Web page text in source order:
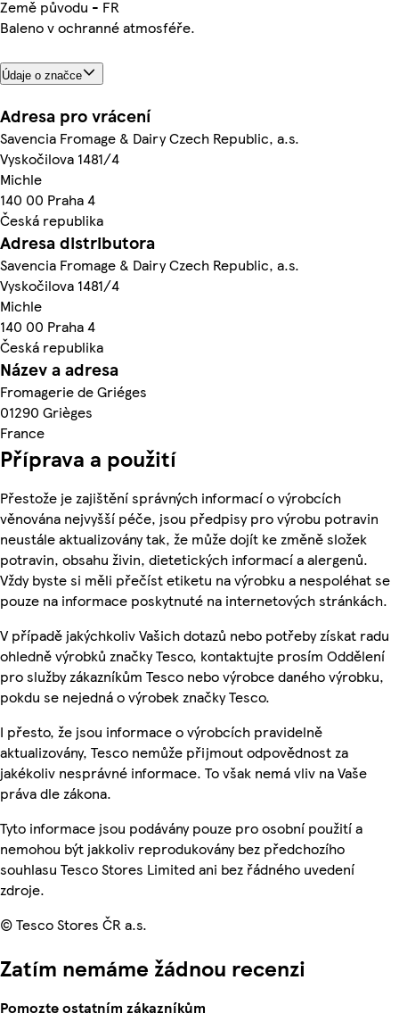
Země původu - FR
Baleno v ochranné atmosféře.
Údaje o značce
Adresa pro vrácení
Savencia Fromage & Dairy Czech Republic, a.s.
Vyskočilova 1481/4
Michle
140 00 Praha 4
Česká republika
Adresa distributora
Savencia Fromage & Dairy Czech Republic, a.s.
Vyskočilova 1481/4
Michle
140 00 Praha 4
Česká republika
Název a adresa
Fromagerie de Griéges
01290 Grièges
France
Příprava a použití
Přestože je zajištění správných informací o výrobcích
věnována nejvyšší péče, jsou předpisy pro výrobu potravin
neustále aktualizovány tak, že může dojít ke změně složek
potravin, obsahu živin, dietetických informací a alergenů.
Vždy byste si měli přečíst etiketu na výrobku a nespoléhat se
pouze na informace poskytnuté na internetových stránkách.
V případě jakýchkoliv Vašich dotazů nebo potřeby získat radu
ohledně výrobků značky Tesco, kontaktujte prosím Oddělení
pro služby zákazníkům Tesco nebo výrobce daného výrobku,
pokdu se nejedná o výrobek značky Tesco.
I přesto, že jsou informace o výrobcích pravidelně
aktualizovány, Tesco nemůže přijmout odpovědnost za
jakékoliv nesprávné informace. To však nemá vliv na Vaše
práva dle zákona.
Tyto informace jsou podávány pouze pro osobní použití a
nemohou být jakkoliv reprodukovány bez předchozího
souhlasu Tesco Stores Limited ani bez řádného uvedení
zdroje.
© Tesco Stores ČR a.s.
Zatím nemáme žádnou recenzi
Pomozte ostatním zákazníkům